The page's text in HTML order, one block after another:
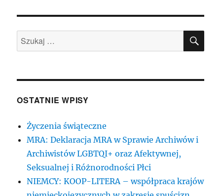
Szukaj:
OSTATNIE WPISY
Życzenia świąteczne
MRA: Deklaracja MRA w Sprawie Archiwów i
Archiwistów LGBTQI+ oraz Afektywnej,
Seksualnej i Różnorodności Płci
NIEMCY: KOOP-LITERA – współpraca krajów